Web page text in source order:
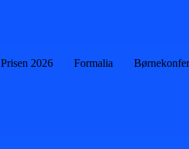
Prisen 2026 Formalia